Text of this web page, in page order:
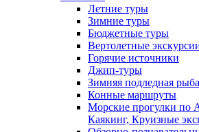
Летние туры
Зимние туры
Бюджетные туры
Вертолетные
Горячие источники
Джип-туры
Зимняя подледная
Конные маршруты
Морские прогулки по
Каякинг, Круизные